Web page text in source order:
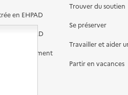
en EHPAD
en EHPAD
Trouver du soutien
Se préserver
Travailler et aider
Partir en vacances